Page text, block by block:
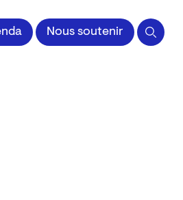
Nous soutenir